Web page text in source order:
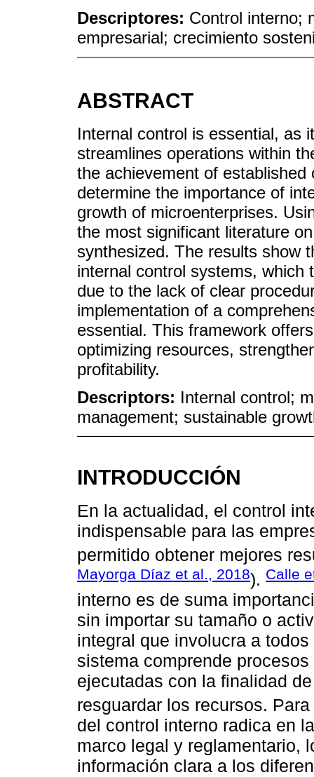
Descriptores: Control interno;
empresarial; crecimiento
ABSTRACT
Internal control is essential, as
streamlines operations within
the achievement of
determine the importance of
growth of microenterprises.
the most significant literature
synthesized. The results show
internal control systems, which
due to the lack of clear
implementation of a
essential. This framework
optimizing resources,
profitability.
Descriptors: Internal control;
management; sustainable
INTRODUCCIÓN
En la actualidad, el control
indispensable para las
permitido obtener mejores
Mayorga Díaz et al., 2018). Calle
interno es de suma
sin importar su tamaño o
integral que involucra a
sistema comprende
ejecutadas con la finalidad
resguardar los recursos. Para
del control interno radica en
marco legal y reglamentario,
información clara a los